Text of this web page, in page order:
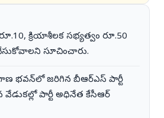
క్రియాశీలక సభ్యత్వం రూ.50
సూచించారు.
భవన్‌లో జరిగిన బీఆర్ఎస్ పార్టీ
పార్టీ అధినేత కేసీఆర్